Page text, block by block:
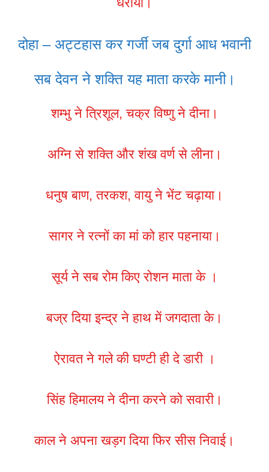
दोहा – अट्टहास कर गर्जी जब दुर्गा आध भवानी
सब देवन ने शक्ति यह माता करके मानी।
शम्भु ने त्रिशूल, चक्र विष्णु ने दीना।
अग्नि से शक्ति और शंख वर्ण से लीना।
धनुष बाण, तरकश, वायु ने भेंट चढ़ाया।
सागर ने रत्नों का मां को हार पहनाया।
सूर्य ने सब रोम किए रोशन माता के ।
बज्र दिया इन्द्र ने हाथ में जगदाता के।
ऐरावत ने गले की घण्टी ही दे डारी ।
सिंह हिमालय ने दीना करने को सवारी।
काल ने अपना खड़ग दिया फिर सीस निवाई।